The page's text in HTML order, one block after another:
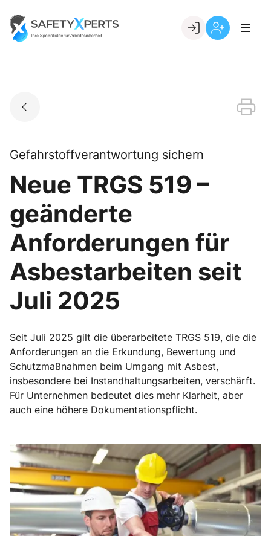
content
Go to landing page.
Gefahrstoffverantwortung sichern
Neue TRGS 519 –
geänderte
Anforderungen für
Asbestarbeiten seit
Juli 2025
Seit Juli 2025 gilt die überarbeitete TRGS 519, die die
Anforderungen an die Erkundung, Bewertung und
Schutzmaßnahmen beim Umgang mit Asbest,
insbesondere bei Instandhaltungsarbeiten, verschärft.
Für Unternehmen bedeutet dies mehr Klarheit, aber
auch eine höhere Dokumentationspflicht.